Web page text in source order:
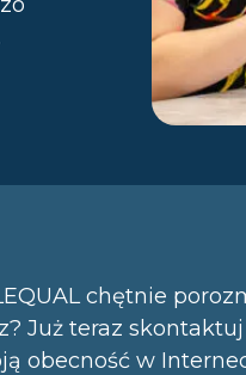
chętnie
Już teraz
obecność w